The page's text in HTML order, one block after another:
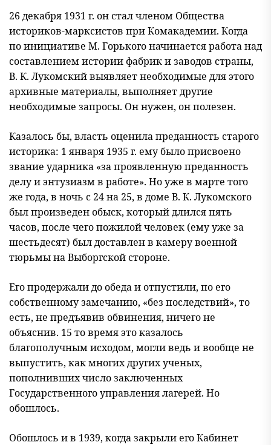
26 декабря 1931 г. он стал членом Общества
историков-марксистов при Комакадемии. Когда
по инициативе М. Горького начинается работа над
составлением истории фабрик и заводов страны,
В. К. Лукомский выявляет необходимые для этого
архивные материалы, выполняет другие
необходимые запросы. Он нужен, он полезен.
Казалось бы, власть оценила преданность старого
историка: 1 января 1935 г. ему было присвоено
звание ударника «за проявленную преданность
делу и энтузиазм в работе». Но уже в марте того
же года, в ночь с 24 на 25, в доме В. К. Лукомского
был произведен обыск, который длился пять
часов, после чего пожилой человек (ему уже за
шестьдесят) был доставлен в камеру военной
тюрьмы на Выборгской стороне.
Его продержали до обеда и отпустили, по его
собственному замечанию, «без последствий», то
есть, не предъявив обвинения, ничего не
объяснив. 15 то время это казалось
благополучным исходом, могли ведь и вообще не
выпустить, как многих других ученых,
пополнивших число заключенных
Государственного управления лагерей. Но
обошлось.
Обошлось и в 1939, когда закрыли его Кабинет